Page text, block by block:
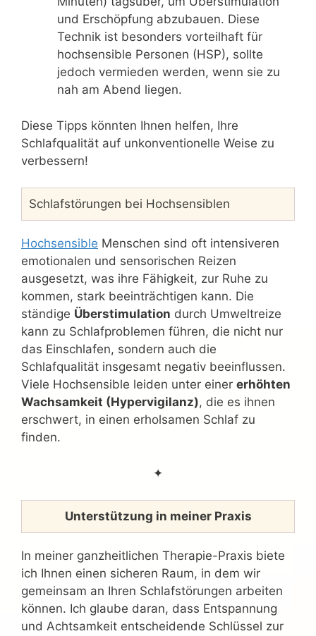
und Erschöpfung abzubauen. Diese
Technik ist besonders vorteilhaft für
hochsensible Personen (HSP), sollte
jedoch vermieden werden, wenn sie zu
nah am Abend liegen.
Diese Tipps könnten Ihnen helfen, Ihre
Schlafqualität auf unkonventionelle Weise zu
verbessern!
Schlafstörungen bei Hochsensiblen
Hochsensible Menschen sind oft intensiveren
emotionalen und sensorischen Reizen
ausgesetzt, was ihre Fähigkeit, zur Ruhe zu
kommen, stark beeinträchtigen kann. Die
ständige Überstimulation durch Umweltreize
kann zu Schlafproblemen führen, die nicht nur
das Einschlafen, sondern auch die
Schlafqualität insgesamt negativ beeinflussen.
Viele Hochsensible leiden unter einer erhöhten
Wachsamkeit (Hypervigilanz), die es ihnen
erschwert, in einen erholsamen Schlaf zu
finden.
✦
Unterstützung in meiner Praxis
In meiner ganzheitlichen Therapie-Praxis biete
ich Ihnen einen sicheren Raum, in dem wir
gemeinsam an Ihren Schlafstörungen arbeiten
können. Ich glaube daran, dass Entspannung
und Achtsamkeit entscheidende Schlüssel zur